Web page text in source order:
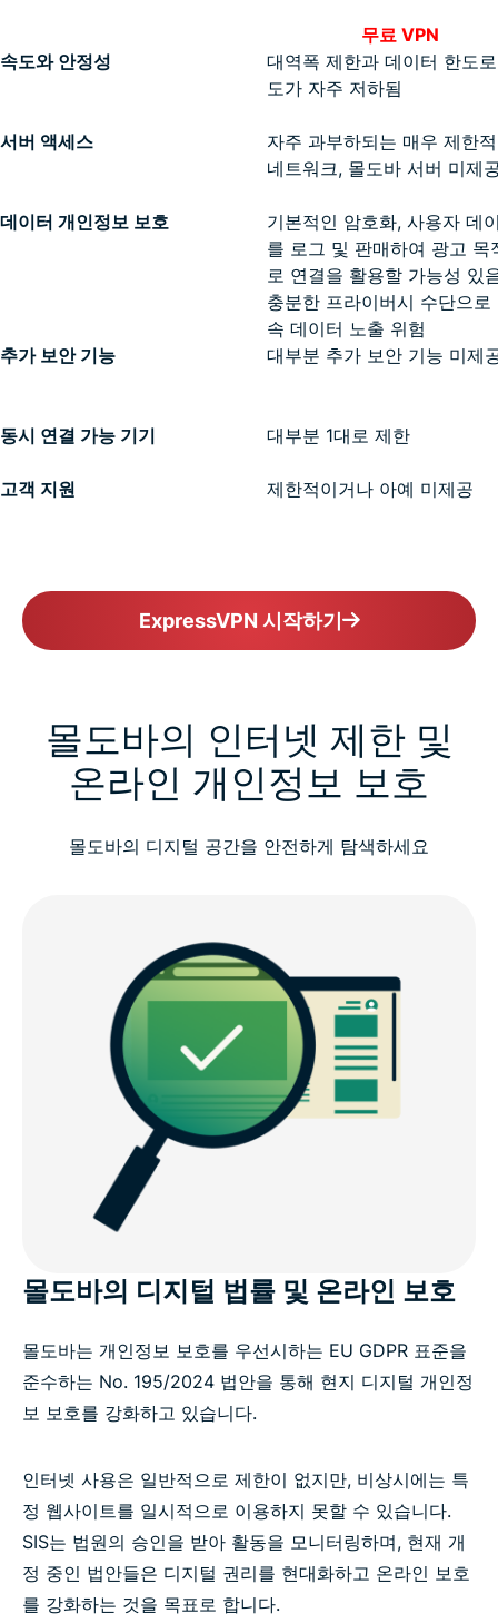
무료 VPN
속도와 안정성
대역폭 제한과 데이터 한도
도가 자주 저하됨
서버 액세스
자주 과부하되는 매우 제한
네트워크, 몰도바 서버 미제
데이터 개인정보 보호
기본적인 암호화, 사용자 데
를 로그 및 판매하여 광고 목
로 연결을 활용할 가능성 있
충분한 프라이버시 수단으로
속 데이터 노출 위험
추가 보안 기능
대부분 추가 보안 기능 미제
동시 연결 가능 기기 대부분 1대로 제한
고객 지원 제한적이거나 아예 미제공
ExpressVPN 시작하기
몰도바의 인터넷 제한 및
온라인 개인정보 보호
몰도바의 디지털 공간을 안전하게 탐색하세요
몰도바의 디지털 법률 및 온라인 보호
몰도바는 개인정보 보호를 우선시하는 EU GDPR 표준을
준수하는 No. 195/2024 법안을 통해 현지 디지털 개인정
보 보호를 강화하고 있습니다.
인터넷 사용은 일반적으로 제한이 없지만, 비상시에는 특
정 웹사이트를 일시적으로 이용하지 못할 수 있습니다.
SIS는 법원의 승인을 받아 활동을 모니터링하며, 현재 개
정 중인 법안들은 디지털 권리를 현대화하고 온라인 보호
를 강화하는 것을 목표로 합니다.